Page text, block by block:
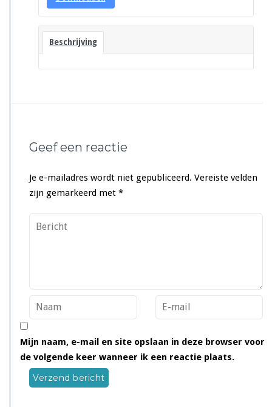
Beschrijving
Geef een reactie
Je e-mailadres wordt niet gepubliceerd. Vereiste velden
zijn gemarkeerd met *
Mijn naam, e-mail en site opslaan in deze browser voor
de volgende keer wanneer ik een reactie plaats.